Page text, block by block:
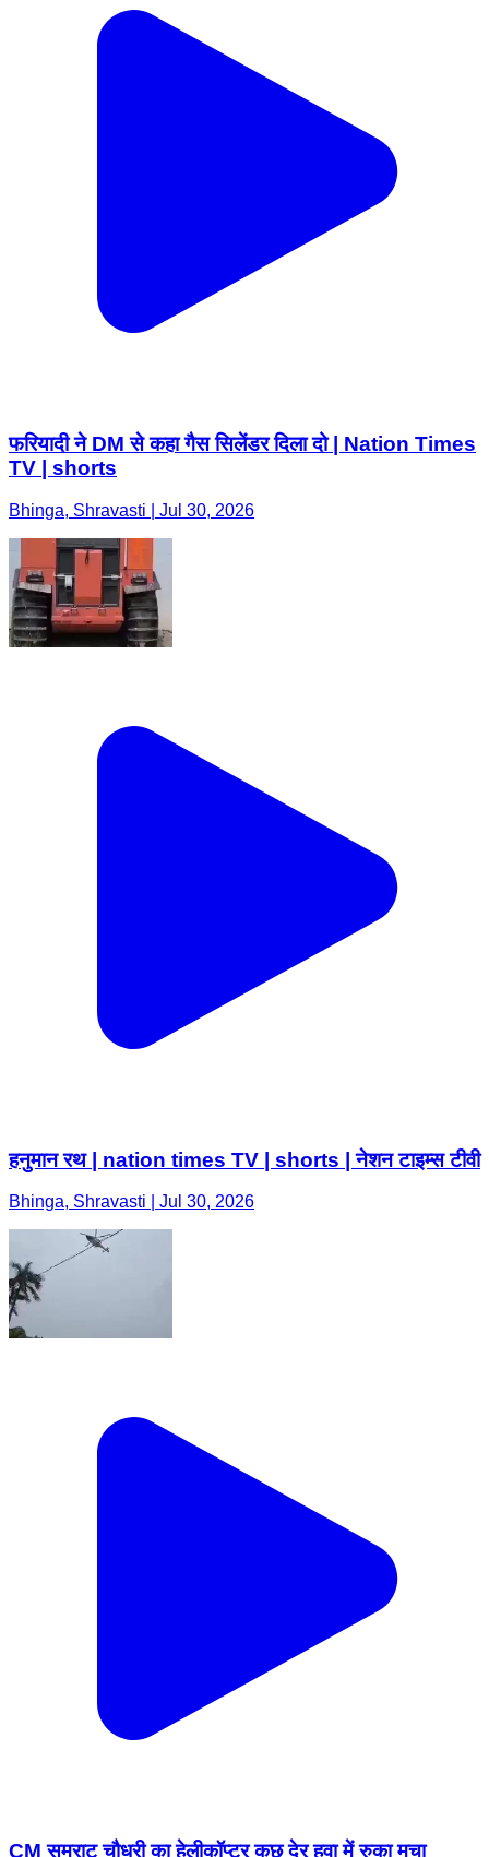
फरियादी ने DM से कहा गैस सिलेंडर दिला दो | Nation Times
TV | shorts
Bhinga, Shravasti | Jul 30, 2026
हनुमान रथ | nation times TV | shorts | नेशन टाइम्स टीवी
Bhinga, Shravasti | Jul 30, 2026
CM सम्राट चौधरी का हेलीकॉप्टर कुछ देर हवा में रुका मचा